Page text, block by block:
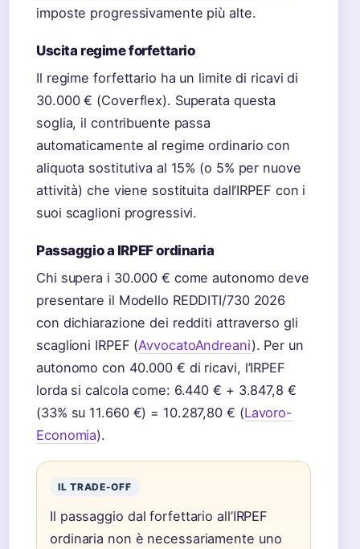
imposte progressivamente più alte.
Uscita regime forfettario
Il regime forfettario ha un limite di ricavi di
30.000 € (Coverflex). Superata questa
soglia, il contribuente passa
automaticamente al regime ordinario con
aliquota sostitutiva al 15% (o 5% per nuove
attività) che viene sostituita dall’IRPEF con i
suoi scaglioni progressivi.
Passaggio a IRPEF ordinaria
Chi supera i 30.000 € come autonomo deve
presentare il Modello REDDITI/730 2026
con dichiarazione dei redditi attraverso gli
scaglioni IRPEF (AvvocatoAndreani). Per un
autonomo con 40.000 € di ricavi, l’IRPEF
lorda si calcola come: 6.440 € + 3.847,8 €
(33% su 11.660 €) = 10.287,80 € (Lavoro-
Economia).
IL TRADE-OFF
Il passaggio dal forfettario all’IRPEF
ordinaria non è necessariamente uno